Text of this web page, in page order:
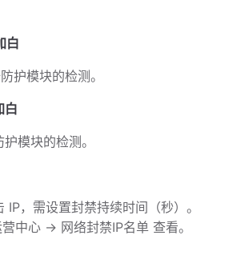
白
护模块的检测。
白
模块的检测。
IP，需设置封禁持续时间（秒）。
中心 -> 网络封禁IP名单 查看。